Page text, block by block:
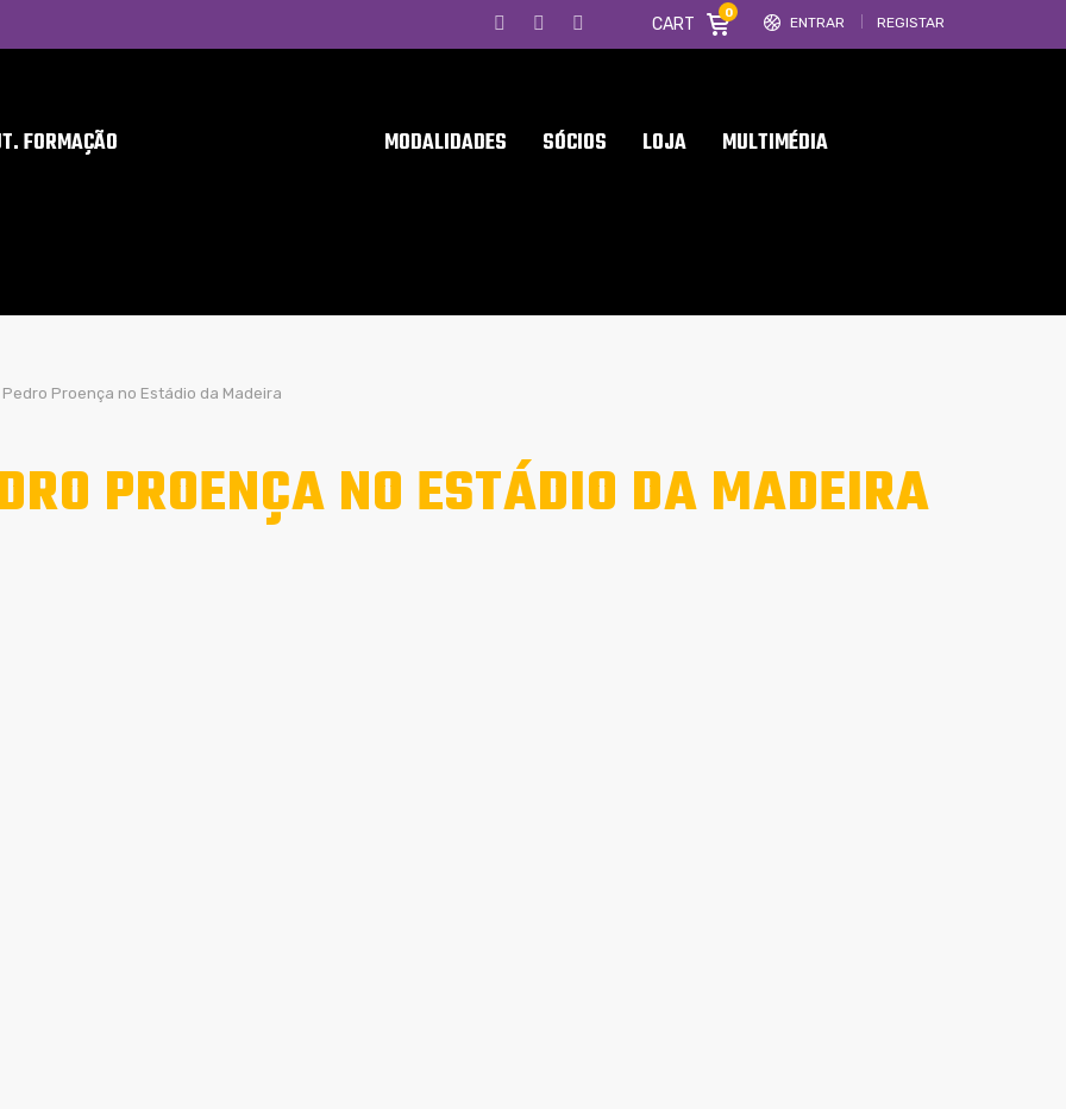
ENTRAR REGISTAR
CART
0
FORMAÇÃO MODALIDADES SÓCIOS LOJA MULTIMÉDIA
Pedro Proença no Estádio da Madeira
PROENÇA NO ESTÁDIO DA MADEIRA